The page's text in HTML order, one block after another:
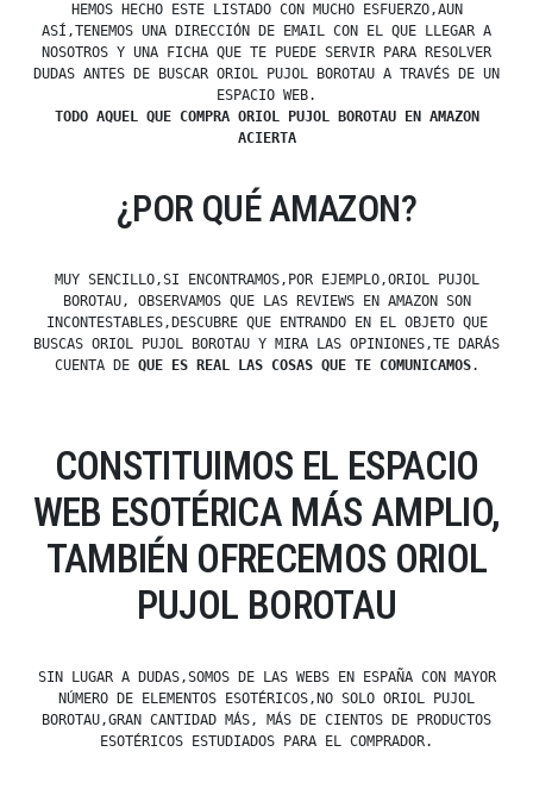
HEMOS HECHO ESTE LISTADO CON MUCHO ESFUERZO,AUN
ASÍ,TENEMOS UNA DIRECCIÓN DE EMAIL CON EL QUE LLEGAR A
NOSOTROS Y UNA FICHA QUE TE PUEDE SERVIR PARA RESOLVER
DUDAS ANTES DE BUSCAR ORIOL PUJOL BOROTAU A TRAVÉS DE UN
ESPACIO WEB.
TODO AQUEL QUE COMPRA ORIOL PUJOL BOROTAU EN AMAZON
ACIERTA
¿POR QUÉ AMAZON?
MUY SENCILLO,SI ENCONTRAMOS,POR EJEMPLO,ORIOL PUJOL
BOROTAU, OBSERVAMOS QUE LAS REVIEWS EN AMAZON SON
INCONTESTABLES,DESCUBRE QUE ENTRANDO EN EL OBJETO QUE
BUSCAS ORIOL PUJOL BOROTAU Y MIRA LAS OPINIONES,TE DARÁS
CUENTA DE QUE ES REAL LAS COSAS QUE TE COMUNICAMOS.
CONSTITUIMOS EL ESPACIO
WEB ESOTÉRICA MÁS AMPLIO,
TAMBIÉN OFRECEMOS ORIOL
PUJOL BOROTAU
SIN LUGAR A DUDAS,SOMOS DE LAS WEBS EN ESPAÑA CON MAYOR
NÚMERO DE ELEMENTOS ESOTÉRICOS,NO SOLO ORIOL PUJOL
BOROTAU,GRAN CANTIDAD MÁS, MÁS DE CIENTOS DE PRODUCTOS
ESOTÉRICOS ESTUDIADOS PARA EL COMPRADOR.